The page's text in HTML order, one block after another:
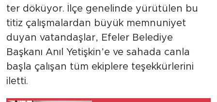
ter döküyor. İlçe genelinde yürütülen bu
titiz çalışmalardan büyük memnuniyet
duyan vatandaşlar, Efeler Belediye
Başkanı Anıl Yetişkin’e ve sahada canla
başla çalışan tüm ekiplere teşekkürlerini
iletti.